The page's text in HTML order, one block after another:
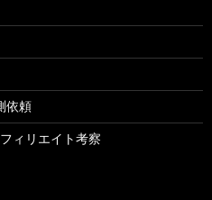
依頼
ィリエイト考察